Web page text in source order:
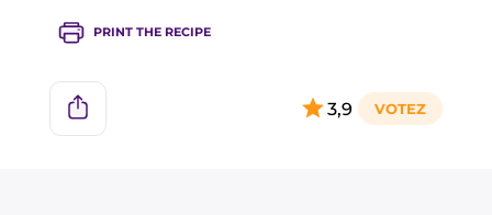
PRINT THE RECIPE
3,9